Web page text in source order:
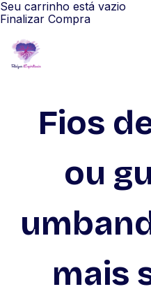
Seu carrinho está vazio
Finalizar Compra
Fios
ou
mais